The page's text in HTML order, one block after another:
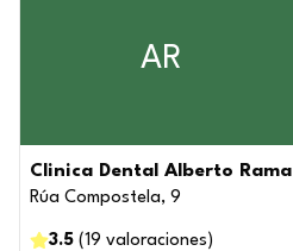
AR
Clinica Dental Alberto Rama
Rúa Compostela, 9
3.5 (19 valoraciones )